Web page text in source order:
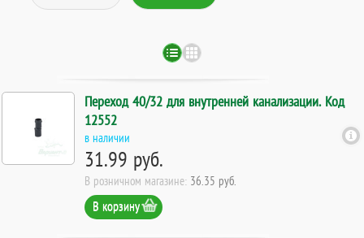
Переход 40/32 для внутренней канализации. Код
12552
в наличии
31.99 руб.
В розничном магазине: 36.35 руб.
В корзину